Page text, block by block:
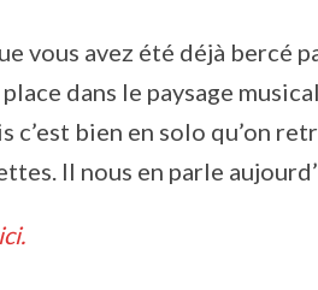
vous avez été déjà bercé
dans le paysage
c’est bien en solo qu’on
Il nous en parle